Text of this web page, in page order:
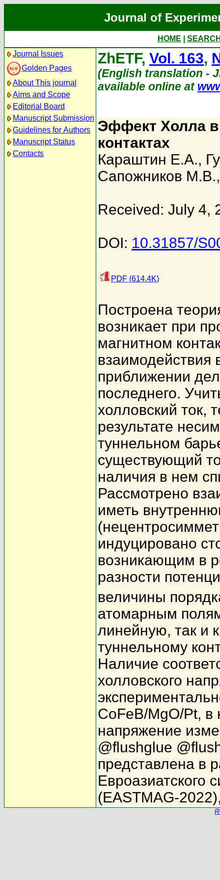
Journal of
HOME
Journal Issues
Golden Pages
About This journal
Aims and Scope
Editorial Board
Manuscript Submission
Guidelines for Authors
Manuscript Status
Contacts
ZhETF, Vol. 163,
(English translation -
available online at
Эффект Холла
контактах
Караштин Е.А.,
Сапожников М.В.
Received: July 4,
DOI: 10.31857/
PDF (614.4K)
Построена
возникает при
магнитном
взаимодействия
приближении
последнего.
холловский ток,
результате
туннельном
существующий
наличия в нем
Рассмотрено
иметь
индуцировано
возникающим в
разности
величины
атомарным
линейную, так и
туннельному
Наличие
холловского
CoFeB/MgO/Pt, в
напряжение
@flushglue
представлена в
Евроазиатского
(EASTMAG-